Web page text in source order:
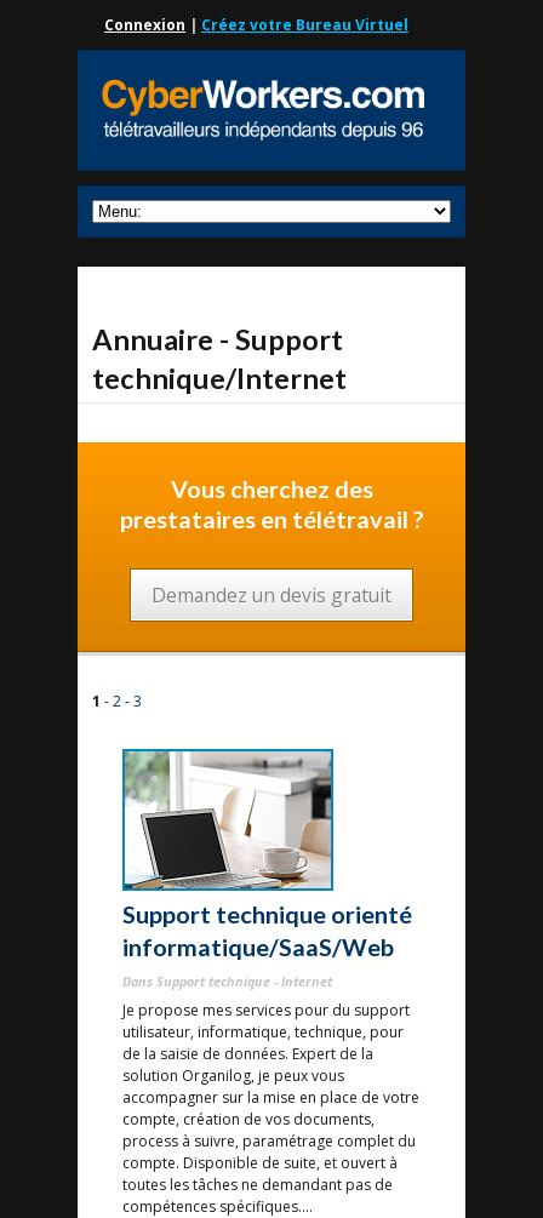
Connexion | Créez votre Bureau Virtuel
Annuaire - Support
technique/Internet
Vous cherchez des
prestataires en télétravail ?
Demandez un devis gratuit
1 -2-3
Support technique orienté
informatique/SaaS/Web
Dans Support technique - Internet
Je propose mes services pour du support
utilisateur, informatique, technique, pour
de la saisie de données. Expert de la
solution Organilog, je peux vous
accompagner sur la mise en place de votre
compte, création de vos documents,
process à suivre, paramétrage complet du
compte. Disponible de suite, et ouvert à
toutes les tâches ne demandant pas de
compétences spécifiques....